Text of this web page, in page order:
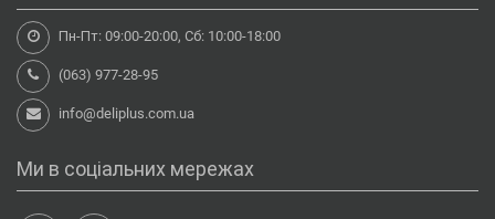
Пн-Пт: 09:00-20:00, Сб: 10:00-18:00
(063) 977-28-95
info@deliplus.com.ua
Ми в соціальних мережах